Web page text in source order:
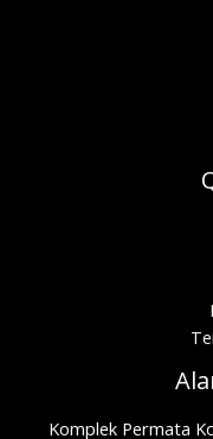
Komplek Permata